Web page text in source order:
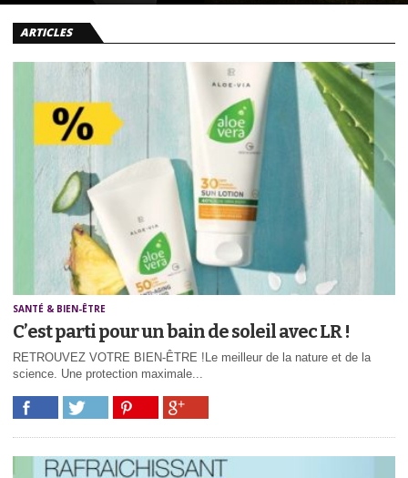
ARTICLES
SANTÉ & BIEN-ÊTRE
C’est parti pour un bain de soleil avec LR !
RETROUVEZ VOTRE BIEN-ÊTRE !Le meilleur de la nature et de la
science. Une protection maximale...